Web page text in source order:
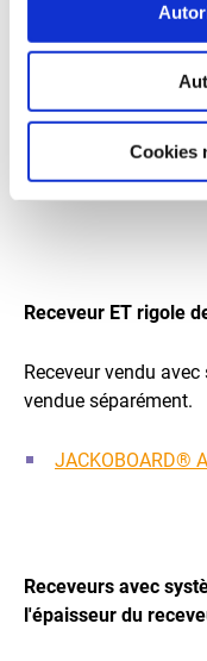
Cookies
Siphon horizontal
JACKOBOARD®
JACKOBOARD®
Receveur ET rigole
Receveur vendu
vendue séparément.
JACKOBOARD®
Receveurs avec
l'épaisseur du